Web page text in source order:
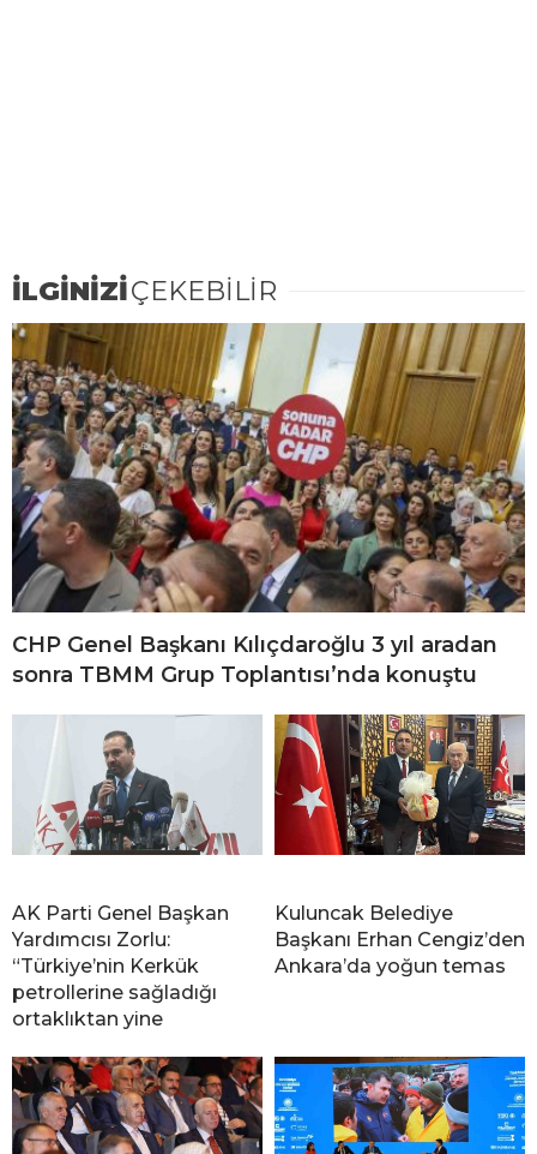
İLGİNİZİÇEKEBİLİR
CHP Genel Başkanı Kılıçdaroğlu 3 yıl aradan
sonra TBMM Grup Toplantısı’nda konuştu
AK Parti Genel Başkan
Yardımcısı Zorlu:
“Türkiye’nin Kerkük
petrollerine sağladığı
ortaklıktan yine
Kuluncak Belediye
Başkanı Erhan Cengiz’den
Ankara’da yoğun temas